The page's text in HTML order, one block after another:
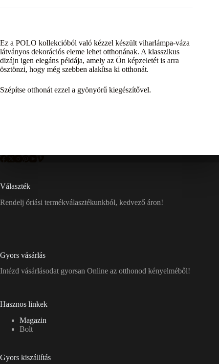
Ez a POLO kollekcióból való kézzel készült viharlámpa-váza
látványos dekorációs eleme lehet otthonának. A klasszikus
dizájn igen elegáns példája, amely az Ön képzeletét is arra
ösztönzi, hogy még szebben alakítsa ki otthonát.
Szépítse otthonát ezzel a gyönyörű kiegészítővel.
Választék
Rendelj óriási termékválasztékunkból, kedvező áron!
Gyors vásárlás
Intézd vásárlásodat gyorsan Online az otthonod kényelméből!
Hasznos linkek
Magazin
Bolt
Gyors kiszállítás